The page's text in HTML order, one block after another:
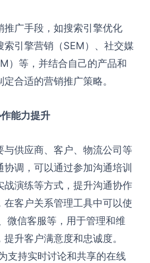
推广手段，如搜索引擎优化
索引擎营销（SEM）、社交媒
）等，并结合自己的产品和
合适的营销推广策略。
作能力提升
与供应商、客户、物流公司等
协调 ， 可以通过参加沟通培训
战演练等方式，提升沟通协作
在客户关系管理工具中可以使
微信客服等，用于管理和维
升客户满意度和忠诚度。
支持实时讨论和共享的在线